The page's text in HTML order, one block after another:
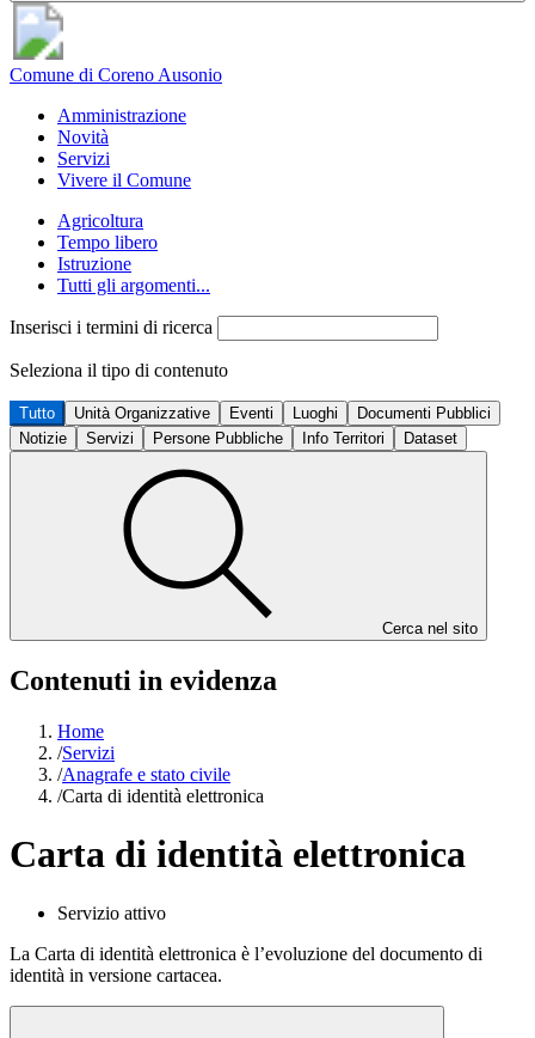
Comune di Coreno Ausonio
Amministrazione
Novità
Servizi
Vivere il Comune
Agricoltura
Tempo libero
Istruzione
Tutti gli argomenti...
Inserisci i termini di ricerca
Seleziona il tipo di contenuto
Tutto Unità Organizzative Eventi Luoghi
Documenti Pubblici
Notizie
Servizi Persone Pubbliche Info Territori Dataset
Cerca nel sito
Contenuti in evidenza
Home
/Servizi
/Anagrafe e stato civile
/Carta di identità elettronica
Carta di identità elettronica
Servizio attivo
La Carta di identità elettronica è l’evoluzione del documento di
identità in versione cartacea.